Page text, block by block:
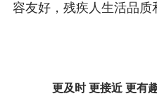
容友好，残疾人生活品质
更及时 更接近 更有